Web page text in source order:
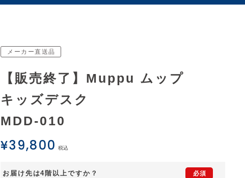
メーカー直送品
【販売終了】Muppu ムップ
キッズデスク
MDD-010
¥39,800 税込
お届け先は4階以上ですか？